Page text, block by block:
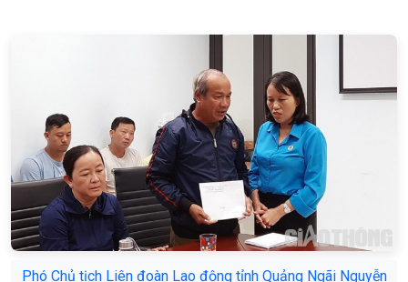
Phó Chủ tịch Liên đoàn Lao động tỉnh Quảng Ngãi Nguyễn